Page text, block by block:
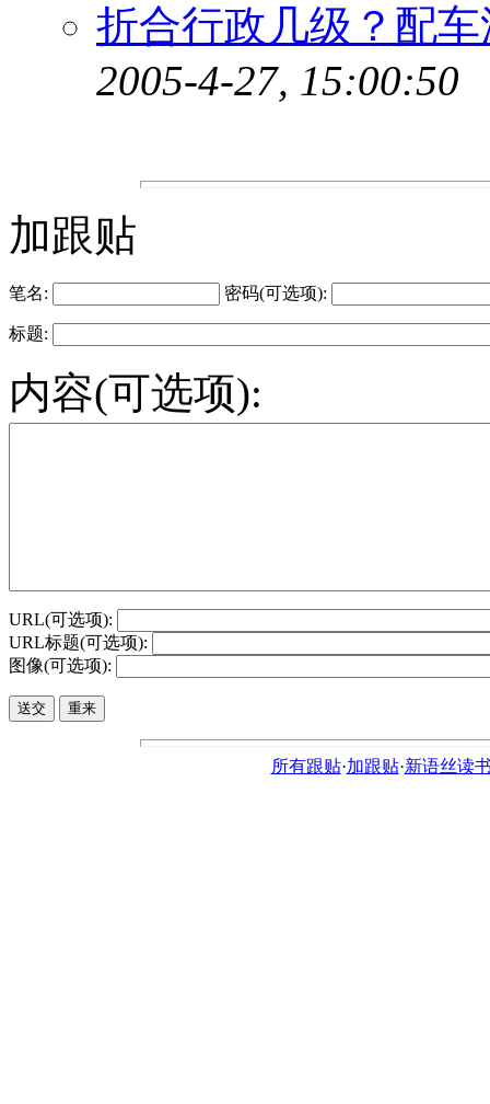
折合行政几级？配
2005-4-27, 15:00:50
加跟贴
笔名: 密码(可选项):
标题:
内容(可选项):
URL(可选项):
URL标题(可选项):
图像(可选项):
所有跟贴·加跟贴·新语丝读